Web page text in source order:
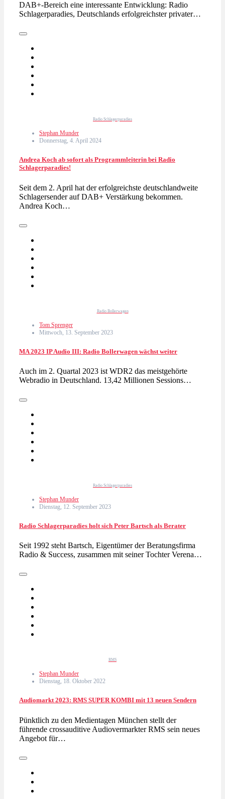
DAB+-Bereich eine interessante Entwicklung: Radio
Schlagerparadies, Deutschlands erfolgreichster privater…
Radio Schlagerparadies
Stephan Munder
Donnerstag, 4. April 2024
Andrea Koch ab sofort als Programmleiterin bei Radio
Schlagerparadies!
Seit dem 2. April hat der erfolgreichste deutschlandweite
Schlagersender auf DAB+ Verstärkung bekommen.
Andrea Koch…
Radio Bollerwagen
Tom Sprenger
Mittwoch, 13. September 2023
MA 2023 IP Audio III: Radio Bollerwagen wächst weiter
Auch im 2. Quartal 2023 ist WDR2 das meistgehörte
Webradio in Deutschland. 13,42 Millionen Sessions…
Radio Schlagerparadies
Stephan Munder
Dienstag, 12. September 2023
Radio Schlagerparadies holt sich Peter Bartsch als Berater
Seit 1992 steht Bartsch, Eigentümer der Beratungsfirma
Radio & Success, zusammen mit seiner Tochter Verena…
RMS
Stephan Munder
Dienstag, 18. Oktober 2022
Audiomarkt 2023: RMS SUPER KOMBI mit 13 neuen Sendern
Pünktlich zu den Medientagen München stellt der
führende crossauditive Audiovermarkter RMS sein neues
Angebot für…